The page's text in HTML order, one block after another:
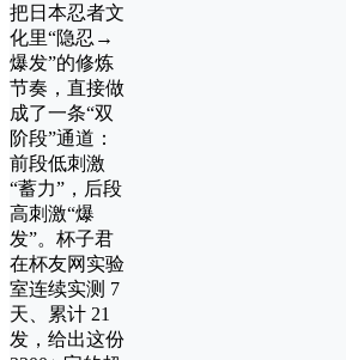
把日本忍者文
化里“隐忍→
爆发”的修炼
节奏，直接做
成了一条“双
阶段”通道：
前段低刺激
“蓄力”，后段
高刺激“爆
发”。杯子君
在杯友网实验
室连续实测 7
天、累计 21
发，给出这份